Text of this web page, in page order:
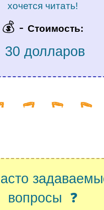
хочется читать!
💰 - Стоимость:
30 долларов
вопросы ❓